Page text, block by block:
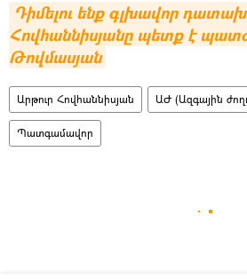
Դիմելու ենք գլխավոր
Հովհաննիսյանը պետք է
Թովմասյան
Արթուր Հովհաննիսյան ԱԺ (Ազգային
Պատգամավոր